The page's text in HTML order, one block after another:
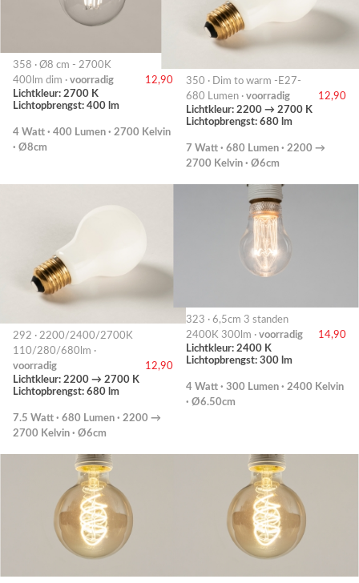
358 · Ø8 cm - 2700K
400lm dim · voorradig
12,90
Lichtkleur: 2700 K
Lichtopbrengst: 400 lm
4 Watt · 400 Lumen · 2700 Kelvin
· Ø8cm
350 · Dim to warm -E27-
680 Lumen · voorradig
12,90
Lichtkleur: 2200 → 2700 K
Lichtopbrengst: 680 lm
7 Watt · 680 Lumen · 2200 →
2700 Kelvin · Ø6cm
292 · 2200/2400/2700K
110/280/680lm ·
voorradig
12,90
Lichtkleur: 2200 → 2700 K
Lichtopbrengst: 680 lm
7.5 Watt · 680 Lumen · 2200 →
2700 Kelvin · Ø6cm
323 · 6,5cm 3 standen
2400K 300lm · voorradig
14,90
Lichtkleur: 2400 K
Lichtopbrengst: 300 lm
4 Watt · 300 Lumen · 2400 Kelvin
· Ø6.50cm